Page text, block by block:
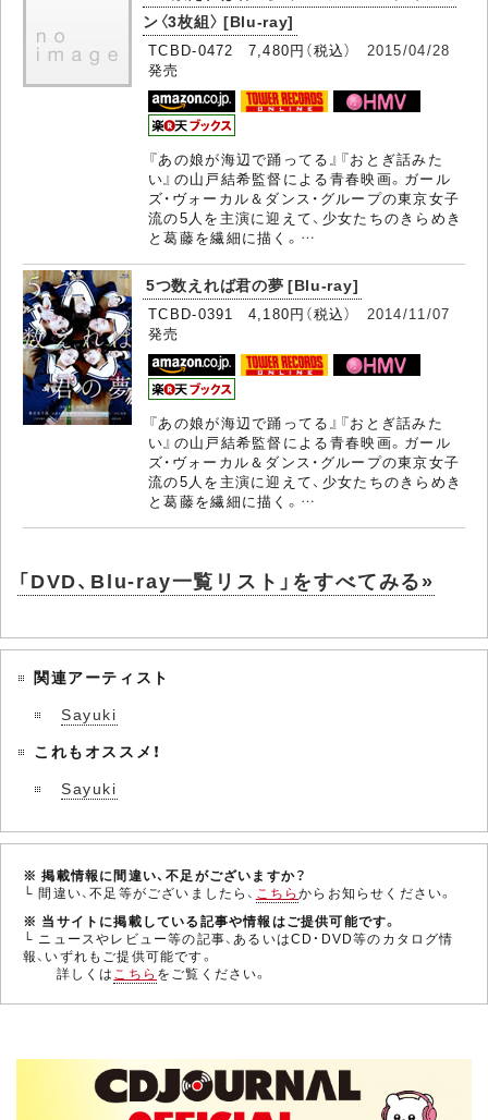
ン〈3枚組〉 [Blu-ray]
TCBD-0472 7,480円（税込） 2015/04/28
発売
『あの娘が海辺で踊ってる』『おとぎ話みた
い』の山戸結希監督による青春映画。ガール
ズ・ヴォーカル＆ダンス・グループの東京女子
流の5人を主演に迎えて、少女たちのきらめき
と葛藤を繊細に描く。…
5つ数えれば君の夢 [Blu-ray]
TCBD-0391 4,180円（税込） 2014/11/07
発売
『あの娘が海辺で踊ってる』『おとぎ話みた
い』の山戸結希監督による青春映画。ガール
ズ・ヴォーカル＆ダンス・グループの東京女子
流の5人を主演に迎えて、少女たちのきらめき
と葛藤を繊細に描く。…
「DVD、Blu-ray一覧リスト」をすべてみる»
関連アーティスト
Sayuki
これもオススメ！
Sayuki
※ 掲載情報に間違い、不足がございますか？
└ 間違い、不足等がございましたら、 こちらからお知らせください。
※ 当サイトに掲載している記事や情報はご提供可能です。
└ ニュースやレビュー等の記事、あるいはCD・DVD等のカタログ情
報、いずれもご提供可能です。
詳しくはこちら をご覧ください。